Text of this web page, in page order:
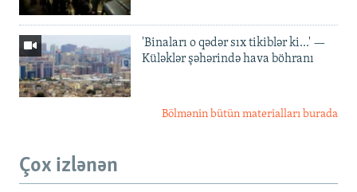
'Binaları o qədər sıx tikiblər ki...' —
Küləklər şəhərində hava böhranı
Bölmənin bütün materialları burada
Çox izlənən